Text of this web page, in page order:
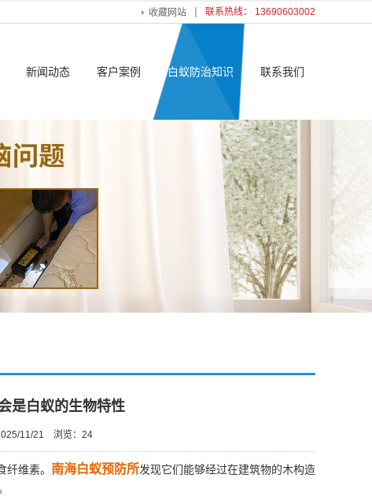
收藏网站 联系热线： 13690603002
新闻动态 客户案例 白蚁防治知识 联系我们
是白蚁的生物特性
11/21 浏览： 24
维素。 南海白蚁预防所发现它们能够经过在建筑物的木构造